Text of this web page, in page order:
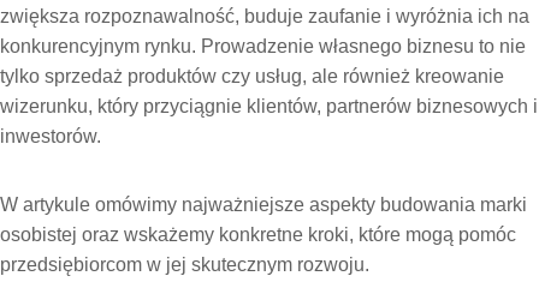
zwiększa rozpoznawalność, buduje zaufanie i wyróżnia ich na
konkurencyjnym rynku. Prowadzenie własnego biznesu to nie
tylko sprzedaż produktów czy usług, ale również kreowanie
wizerunku, który przyciągnie klientów, partnerów biznesowych i
inwestorów.
W artykule omówimy najważniejsze aspekty budowania marki
osobistej oraz wskażemy konkretne kroki, które mogą pomóc
przedsiębiorcom w jej skutecznym rozwoju.